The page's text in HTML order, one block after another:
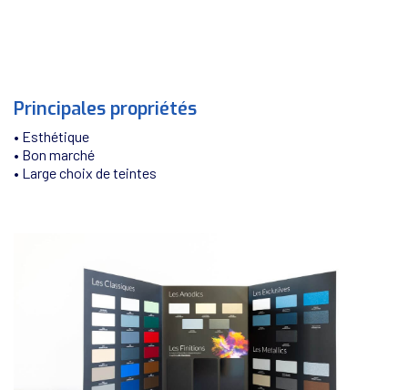
Principales propriétés
• Esthétique
• Bon marché
• Large choix de teintes